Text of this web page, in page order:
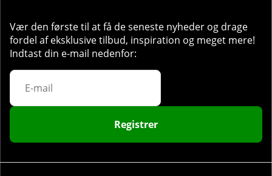
Anbefalet daglig dosis: Bland 1 scoop (8,75 g) med
250 ml vand og indtag ca. 15–30 minutter før
træning. For en mere intens effekt kan 2 scoops
(17,5 g) anvendes. Anbefalet maksimal daglig dosis:
2 scoops.
Vær den første til at få de seneste nyheder og drage
fordel af eksklusive tilbud, inspiration og meget mere!
Indtast din e-mail nedenfor:
Registrer